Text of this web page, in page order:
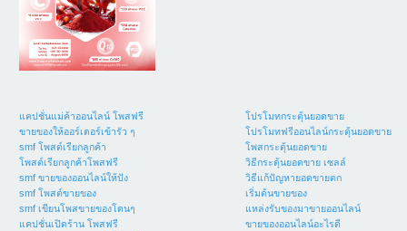
แคปชั่นแม่ค้าออนไลน์ โพสฟรี
ขายของให้ออร์เดอร์เข้ารัว ๆ
smf โพสต์เรียกลูกค้า
โพสต์เรียกลูกค้าโพสฟรี
smf ขายของออนไลน์ให้ปัง
smf โพสต์ขายของ
smf เขียนโพสขายของโดนๆ
แคปชั่นเปิดร้าน โพสฟรี
โปรโมทกระตุ้นยอดขาย
โปรโมทฟรีออนไลน์กระตุ้นยอดขาย
โพสกระตุ้นยอดขาย
วิธีกระตุ้นยอดขาย เซลล์
วิธีแก้ปัญหายอดขายตก
เริ่มต้นขายของ
แหล่งรับของมาขายออนไลน์
ขายของออนไลน์อะไรดี